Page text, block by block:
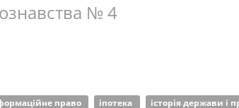
№ 4
право іпотека історія держави і